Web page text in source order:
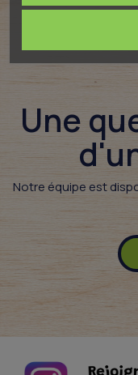
Une
Notre équipe est